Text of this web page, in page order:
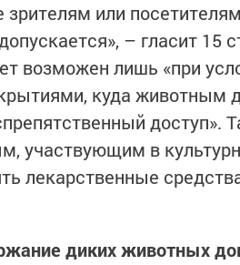
зрителям или
– гласит 15
возможен лишь «при
куда животным
доступ».
участвующим в
лекарственные
диких животных